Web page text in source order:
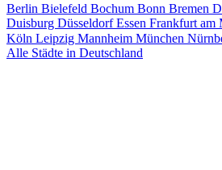
Berlin Bielefeld Bochum Bonn Bremen
Duisburg DüsseldorfEssen Frankfurt am
Köln Leipzig Mannheim München
Alle Städte in Deutschland